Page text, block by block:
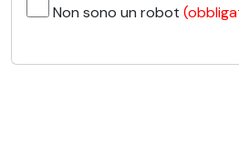
Non sono un robot